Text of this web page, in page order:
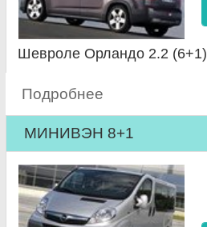
Шевроле Орландо 2.2 (6+1)
Подробнее
МИНИВЭН 8+1